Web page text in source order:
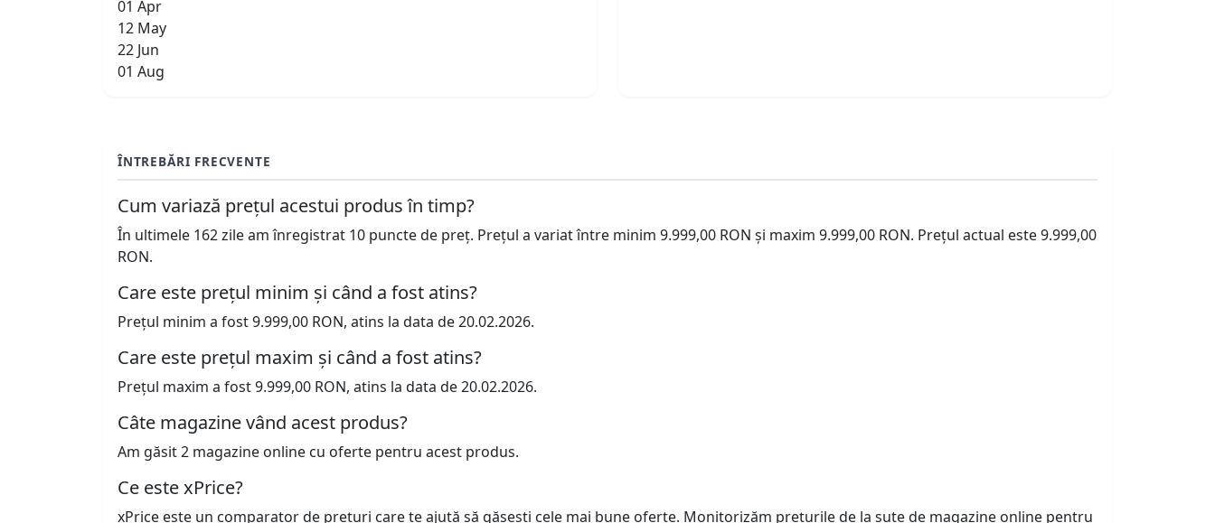
01 Apr
12 May
22 Jun
01 Aug
ÎNTREBĂRI FRECVENTE
Cum variază prețul acestui produs în timp?
În ultimele 162 zile am înregistrat 10 puncte de preț. Prețul a variat între minim 9.999,00 RON și maxim 9.999,00 RON. Prețul actual este 9.999,00
RON.
Care este prețul minim și când a fost atins?
Prețul minim a fost 9.999,00 RON, atins la data de 20.02.2026.
Care este prețul maxim și când a fost atins?
Prețul maxim a fost 9.999,00 RON, atins la data de 20.02.2026.
Câte magazine vând acest produs?
Am găsit 2 magazine online cu oferte pentru acest produs.
Ce este xPrice?
xPrice este un comparator de prețuri care te ajută să găsești cele mai bune oferte. Monitorizăm prețurile de la sute de magazine online pentru